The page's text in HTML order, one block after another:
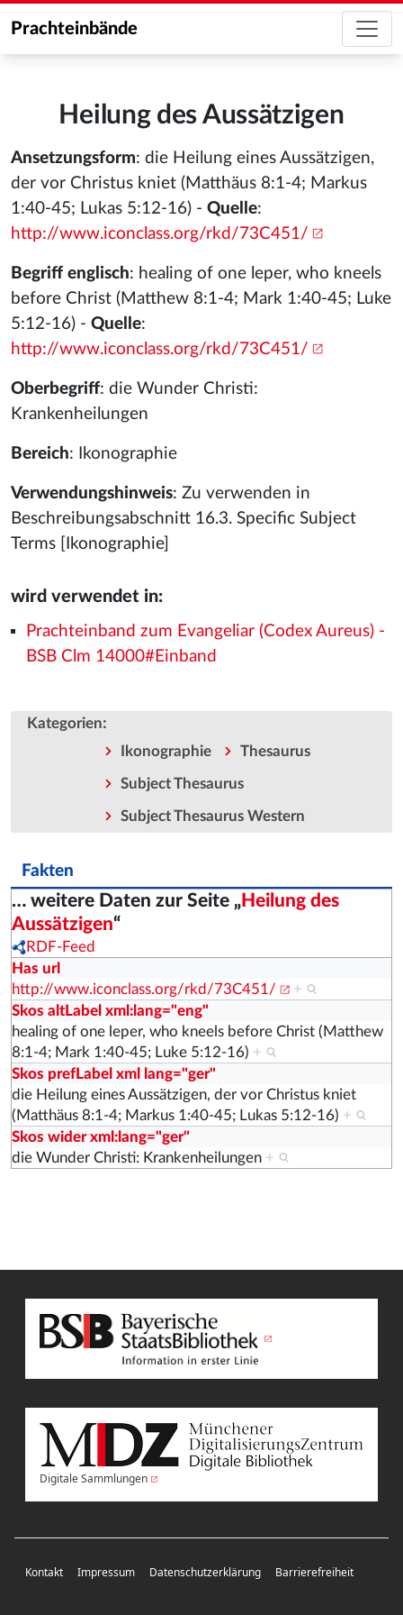
Prachteinbände
Heilung des Aussätzigen
Ansetzungsform: die Heilung eines Aussätzigen,
der vor Christus kniet (Matthäus 8:1-4; Markus
1:40-45; Lukas 5:12-16) - Quelle:
http://www.iconclass.org/rkd/73C451/
Begriff englisch: healing of one leper, who kneels
before Christ (Matthew 8:1-4; Mark 1:40-45; Luke
5:12-16) - Quelle:
http://www.iconclass.org/rkd/73C451/
Oberbegriff: die Wunder Christi:
Krankenheilungen
Bereich: Ikonographie
Verwendungshinweis: Zu verwenden in
Beschreibungsabschnitt 16.3. Specific Subject
Terms [Ikonographie]
wird verwendet in:
Prachteinband zum Evangeliar (Codex Aureus) -
BSB Clm 14000#Einband
Kategorien:
Ikonographie Thesaurus
Subject Thesaurus
Subject Thesaurus Western
Fakten
… weitere Daten zur Seite „Heilung des
Aussätzigen“
RDF-Feed
Has url
http://www.iconclass.org/rkd/73C451/
+
Skos altLabel xml:lang="eng"
healing of one leper, who kneels before Christ (Matthew
8:1-4; Mark 1:40-45; Luke 5:12-16) +
Skos prefLabel xml lang="ger"
die Heilung eines Aussätzigen, der vor Christus kniet
(Matthäus 8:1-4; Markus 1:40-45; Lukas 5:12-16) +
Skos wider xml:lang="ger"
die Wunder Christi: Krankenheilungen +
Digitale Sammlungen
Kontakt Impressum Datenschutzerklärung Barrierefreiheit